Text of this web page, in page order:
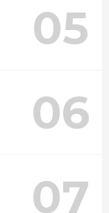
05
06
07